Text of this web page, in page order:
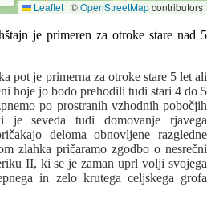
Leaflet | ©OpenStreetMapcontributors
pot je primerna za otroke stare 5 let ali
hoje jo bodo prehodili tudi stari 4 do 5
po prostranih vzhodnih pobočjih
je seveda tudi domovanje rjavega
deloma obnovljene razgledne
zlahka pričaramo zgodbo o nesrečni
II, ki se je zaman uprl volji svojega
in zelo krutega celjskega grofa